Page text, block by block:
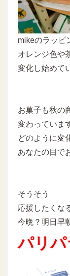
mikeのラッピ
オレンジ色や
変化し始めて
お菓子も秋の
変わっていま
どのように変
あなたの目で
そうそう
応援したくな
今晩？明日早
パリパ